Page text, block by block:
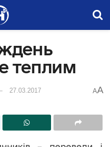
теплим
27.03.2017 AA